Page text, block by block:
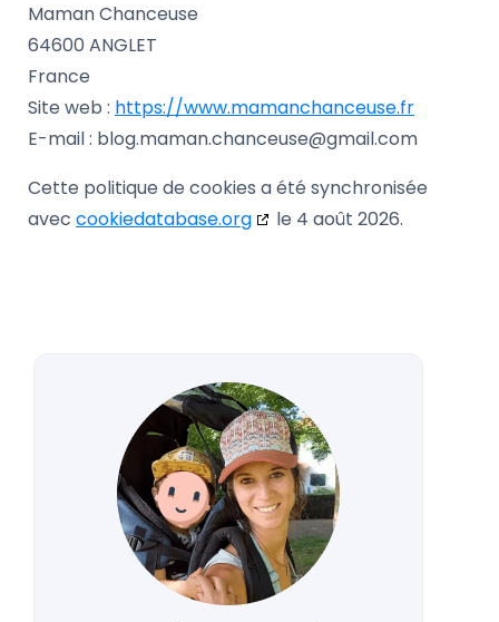
Maman Chanceuse
64600 ANGLET
France
Site web : https://www.mamanchanceuse.fr
E-mail : blog.maman.chanceuse@gmail.com
Cette politique de cookies a été synchronisée
avec cookiedatabase.org le 4 août 2026.